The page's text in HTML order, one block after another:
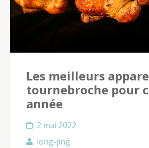
Les meilleurs
tournebroche pour
année
2 mai 2022
long-jing